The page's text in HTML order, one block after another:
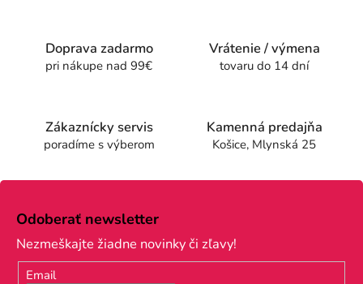
v
i
s
Doprava zadarmo
pri nákupe nad 99€
Vrátenie / výmena
tovaru do 14 dní
Zákaznícky servis
poradíme s výberom
Kamenná predajňa
Košice, Mlynská 25
Z
Odoberať newsletter
Nezmeškajte žiadne novinky či zľavy!
Email